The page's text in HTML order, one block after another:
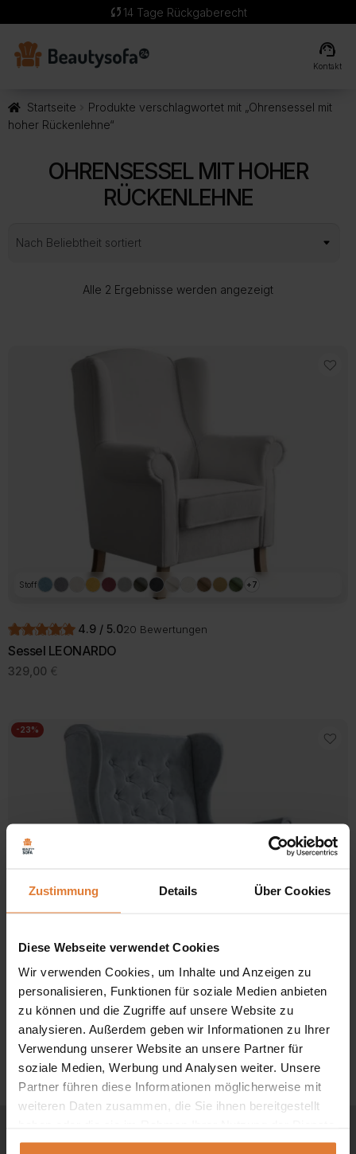
Zustimmung Details Über Cookies
Diese Webseite verwendet Cookies
Wir verwenden Cookies, um Inhalte und Anzeigen zu
personalisieren, Funktionen für soziale Medien anbieten
zu können und die Zugriffe auf unsere Website zu
analysieren. Außerdem geben wir Informationen zu Ihrer
Verwendung unserer Website an unsere Partner für
soziale Medien, Werbung und Analysen weiter. Unsere
Partner führen diese Informationen möglicherweise mit
weiteren Daten zusammen, die Sie ihnen bereitgestellt
gesammelt haben.
sync 14 Tage Rückgaberecht
support_agent
Kontakt
Startseite
Produkte verschlagwortet mit „Ohrensessel mit
hoher Rückenlehne“
OHRENSESSEL MIT HOHER
RÜCKENLEHNE
Alle 2 Ergebnisse werden angezeigtNach
Stoff +7
4.9 / 5.020 Bewertungen
Sessel LEONARDO
329,00 €
-23%
Sessel FALCO III
389,00€ Ursprünglicher
Preis
war:
389,00 €
299,00€ Aktueller
Preis
ist:
299,00 €.
Alle 2 Ergebnisse werden angezeigt Nach
Beliebtheit
sortiert